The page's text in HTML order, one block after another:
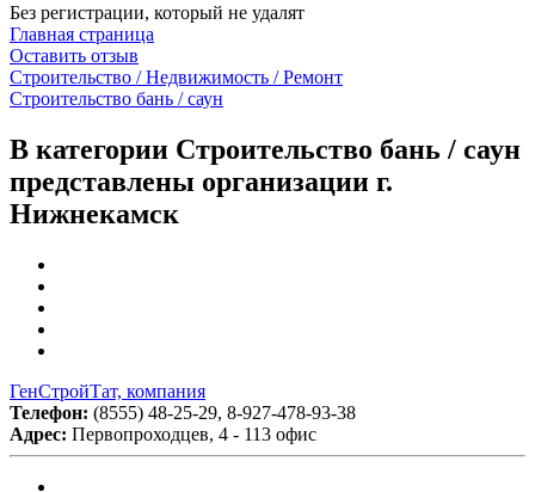
Без регистрации, который не удалят
Главная страница
Оставить отзыв
Строительство / Недвижимость / Ремонт
Строительство бань / саун
В категории Строительство бань / саун
представлены организации г.
Нижнекамск
ГенСтройТат, компания
Телефон: (8555) 48-25-29, 8-927-478-93-38
Адрес: Первопроходцев, 4 - 113 офис